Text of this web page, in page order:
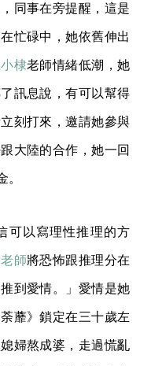
同事在旁提醒，這是
忙碌中，她依舊伸出
棣老師情緒低潮，她
訊息說，有可以幫得
刻打來，邀請她參與
大陸的合作，她一回
。
可以寫理性推理的方
師將恐怖跟推理分在
到愛情。」愛情是她
蘼》鎖定在三十歲左
婦熬成婆，走過慌亂